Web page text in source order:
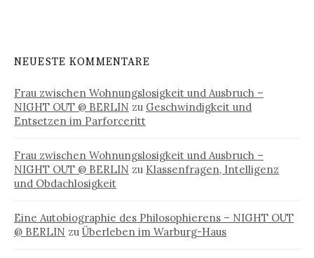
NEUESTE KOMMENTARE
Frau zwischen Wohnungslosigkeit und Ausbruch –
NIGHT OUT @ BERLIN zu Geschwindigkeit und
Entsetzen im Parforceritt
Frau zwischen Wohnungslosigkeit und Ausbruch –
NIGHT OUT @ BERLIN zu Klassenfragen, Intelligenz
und Obdachlosigkeit
Eine Autobiographie des Philosophierens – NIGHT OUT
@ BERLIN zu Überleben im Warburg-Haus